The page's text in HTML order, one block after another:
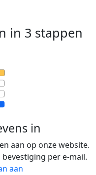
in 3 stappen
in
aan op onze website.
per e-mail.
aan